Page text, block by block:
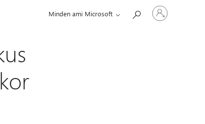
Minden ami Microsoft
Jelentkezzen
be